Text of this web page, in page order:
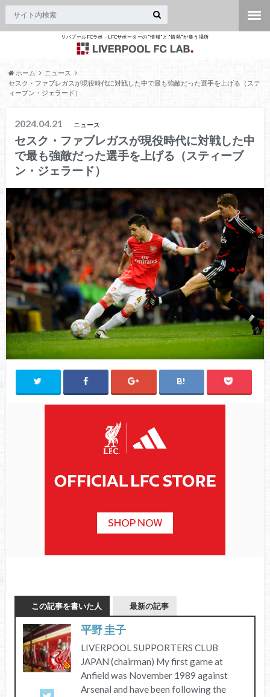
リバプールFCラボ – LFCサポーターの"情報"と"情熱"が集う場所
ホーム
ニュース
セスク・ファブレガスが現役時代に対戦した中で最も強敵だった選手を上げる（ステ
ィーブン・ジェラード）
2024.04.21 ニュース
セスク・ファブレガスが現役時代に対戦した中
で最も強敵だった選手を上げる（スティーブ
ン・ジェラード）
この記事を書いた人 最新の記事
平野 圭子
LIVERPOOL SUPPORTERS CLUB
JAPAN (chairman) My first game at
Anfield was November 1989 against
Arsenal and have been following the